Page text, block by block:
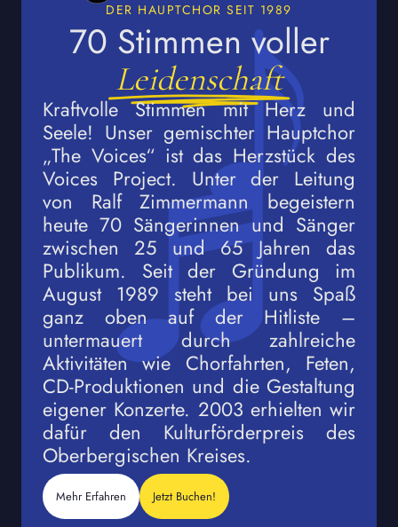
DER HAUPTCHOR SEIT 1989
70 Stimmen voller
Leidenschaft
Kraftvolle Stimmen mit Herz und
Seele! Unser gemischter Hauptchor
„The Voices“ ist das Herzstück des
Voices Project. Unter der Leitung
von Ralf Zimmermann begeistern
heute 70 Sängerinnen und Sänger
zwischen 25 und 65 Jahren das
Publikum. Seit der Gründung im
August 1989 steht bei uns Spaß
ganz oben auf der Hitliste –
untermauert durch zahlreiche
Aktivitäten wie Chorfahrten, Feten,
CD-Produktionen und die Gestaltung
eigener Konzerte. 2003 erhielten wir
dafür den Kulturförderpreis des
Oberbergischen Kreises.
Mehr Erfahren Jetzt Buchen!